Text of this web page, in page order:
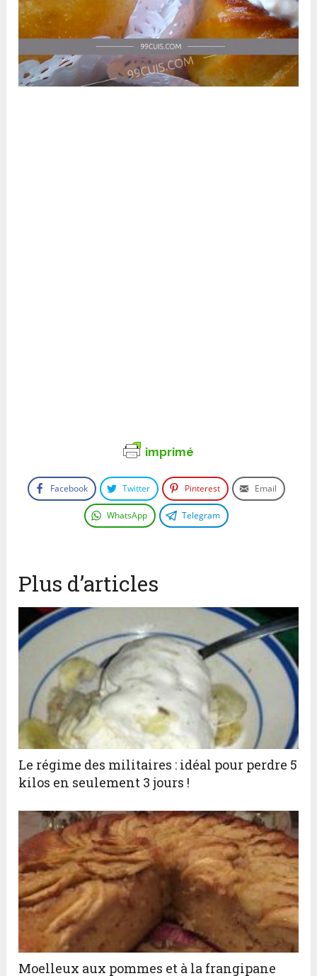
imprimé
Facebook Twitter Pinterest Email
WhatsApp Telegram
Plus d’articles
Le régime des militaires : idéal pour perdre 5
kilos en seulement 3 jours !
Moelleux aux pommes et à la frangipane